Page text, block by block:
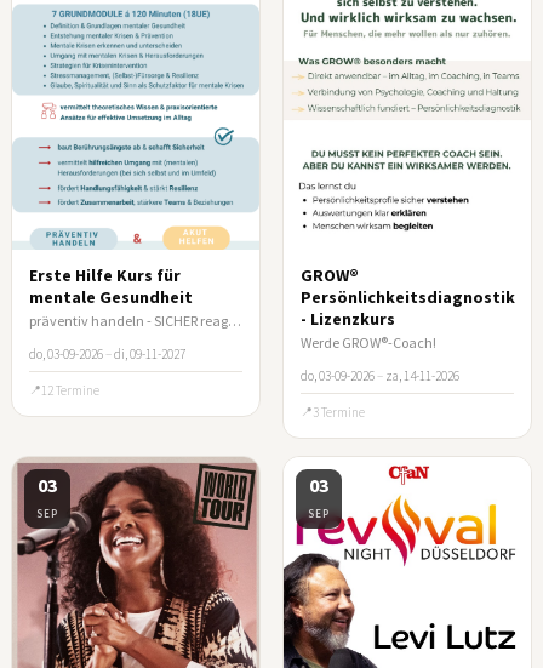
Erste Hilfe Kurs für
mentale Gesundheit
präventiv handeln - SICHER reagieren
do, 03-09-2026 –di, 09-11-2027
12 Termine
GROW®
Persönlichkeitsdiagnostik
- Lizenzkurs
Werde GROW®-Coach!
do, 03-09-2026 – za, 14-11-2026
3 Termine
03
SEP
03
SEP